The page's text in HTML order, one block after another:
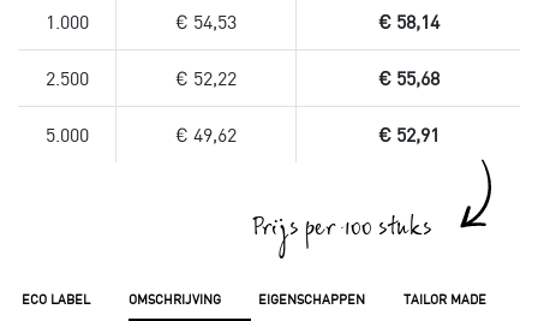
ECO LABEL OMSCHRIJVING EIGENSCHAPPEN TAILOR MADE
1.000 € 54,53 € 58,14
2.500 € 52,22 € 55,68
5.000 € 49,62 € 52,91
Prijs per 100 stuks